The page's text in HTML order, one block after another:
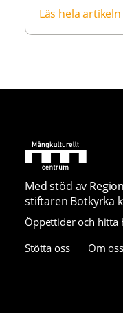
Läs hela artikeln
Med stöd av
stiftaren Botkyrka
Öppettider och hitta
Stötta oss
Om oss